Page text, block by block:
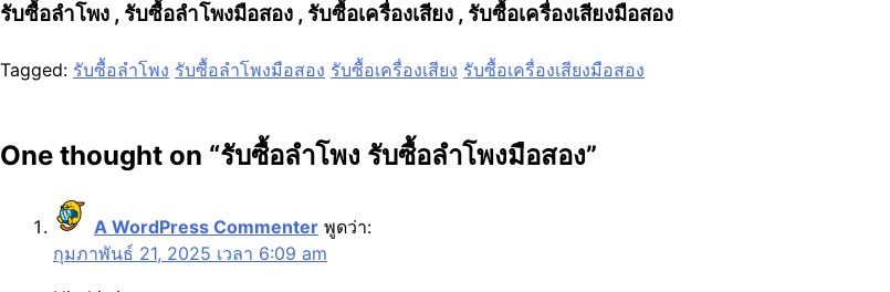
รับซื้อลำโพง , รับซื้อลำโพงมือสอง , รับซื้อเครื่องเสียง , รับซื้อเครื่องเสียงมือสอง
Tagged: รับซื้อลำโพง รับซื้อลำโพงมือสอง รับซื้อเครื่องเสียง รับซื้อเครื่องเสียงมือสอง
เรื่อง
One thought on “รับซื้อลำโพง รับซื้อลำโพงมือสอง”
A WordPress Commenter พูดว่า:
กุมภาพันธ์ 21, 2025 เวลา 6:09 am